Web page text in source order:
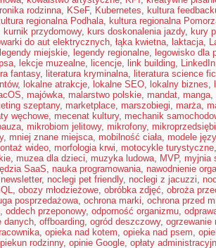
rodzinna, KSeF, Kubernetes, kultura
regionalna Podhala, kultura regionalna
kurnik przydomowy, kurs doskonalenia jazdy, kury
do aut elektrycznych, łąka kwietna, laktacja,
legendy miejskie, legendy regionalne, legowisko dla
, lekcje muzealne, licencje, link building,
fantasy, literatura kryminalna, literatura science
, lokalne atrakcje, lokalne SEO, lokalny biznes,
, majówka, malarstwo polskie, mandat, manga,
szeptany, marketplace, marszobiegi, marża,
węchowe, mecenat kultury, mechanik
, mikrobiom jelitowy, mikrofony,
, mniej znane miejsca, mobilność ciała, modele
wideo, morfologia krwi, motocykle turystyczne
, muzea dla dzieci, muzyka ludowa, MVP, myjnia
SaaS, nauka programowania, nawodnienie
newsletter, noclegi pet friendly, noclegi z jacuzzi,
, obozy młodzieżowe, obróbka zdjęć, obroża
posprzedażowa, ochrona marki, ochrona przed
, oddech przeponowy, odporność organizmu,
danych, offboarding, ogród deszczowy, ogrzewanie
, opieka nad kotem, opieka nad psem,
rodzinny, opinie Google, opłaty